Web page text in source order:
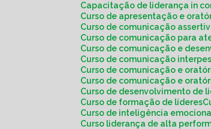
Capacitação de liderança in
Curso de apresentação e
Curso de comunicação
Curso de comunicação para
Curso de comunicação e
Curso de comunicação
Curso de comunicação e
Curso de comunicação e
Curso de desenvolvimento de
Curso de formação de líderes
Curso de inteligência
Curso liderança de alta